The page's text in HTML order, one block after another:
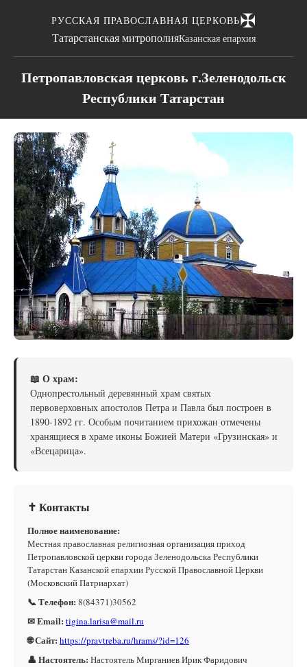
РУССКАЯ ПРАВОСЛАВНАЯ ЦЕРКОВЬ✠
Татарстанская митрополияКазанская епархия
Петропавловская церковь г.Зеленодольск
Республики Татарстан
📖 О храм:
Однопрестольный деревянный храм святых
первоверховных апостолов Петра и Павла был построен в
1890-1892 гг. Особым почитанием прихожан отмечены
хранящиеся в храме иконы Божией Матери «Грузинская» и
«Всецарица».
✝ Контакты
Полное наименование:
Местная православная религиозная организация приход
Петропавловской церкви города Зеленодольска Республики
Татарстан Казанской епархии Русской Православной Церкви
(Московский Патриархат)
📞 Телефон: 8(84371)30562
✉ Email: tigina.larisa@mail.ru
🌐 Сайт: https://pravtreba.ru/hrams/?id=126
👤 Настоятель: Настоятель Мирганиев Ирик Фаридович